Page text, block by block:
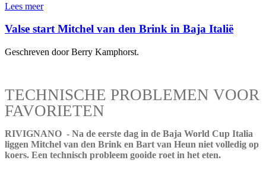
Lees meer
Valse start Mitchel van den Brink in Baja Italië
Geschreven door Berry Kamphorst.
TECHNISCHE PROBLEMEN VOOR
FAVORIETEN
RIVIGNANO - Na de eerste dag in de Baja World Cup Italia
liggen Mitchel van den Brink en Bart van Heun niet volledig op
koers. Een technisch probleem gooide roet in het eten.